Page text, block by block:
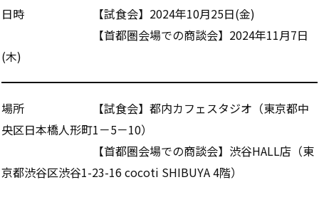
日時 【試食会】2024年10月25日(金)
【首都圏会場での商談会】2024年11月7日
(木)
場所 【試食会】都内カフェスタジオ（東京都中
央区日本橋人形町1－5－10）
【首都圏会場での商談会】渋谷HALL店（東
京都渋谷区渋谷1-23-16 cocoti SHIBUYA 4階）